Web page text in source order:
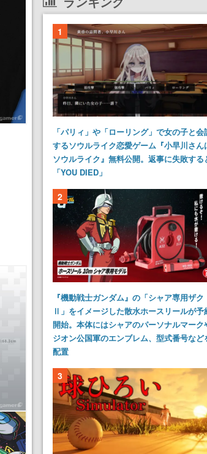
1
「パリィ」や「ローリング」で女の子と会
するソウルライク恋愛ゲーム『小早川さん
ソウルライク』無料公開。返事に失敗する
「YOU DIED」
2
『機動戦士ガンダム』の「シャア専用ザク
Ⅱ」をイメージした散水ホースリールが予
開始。本体にはシャアのパーソナルマーク
ジオン公国軍のエンブレム、型式番号など
配置
3